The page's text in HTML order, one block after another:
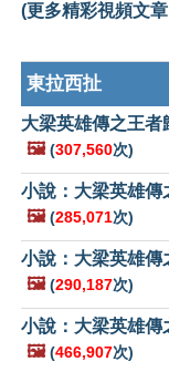
(更多精彩視頻文章
東拉西扯
大梁英雄傳之王
🖼️ (307,560次)
小說：大梁英雄傳
🖼️ (285,071次)
小說：大梁英雄傳
🖼️ (290,187次)
小說：大梁英雄傳
🖼️ (466,907次)